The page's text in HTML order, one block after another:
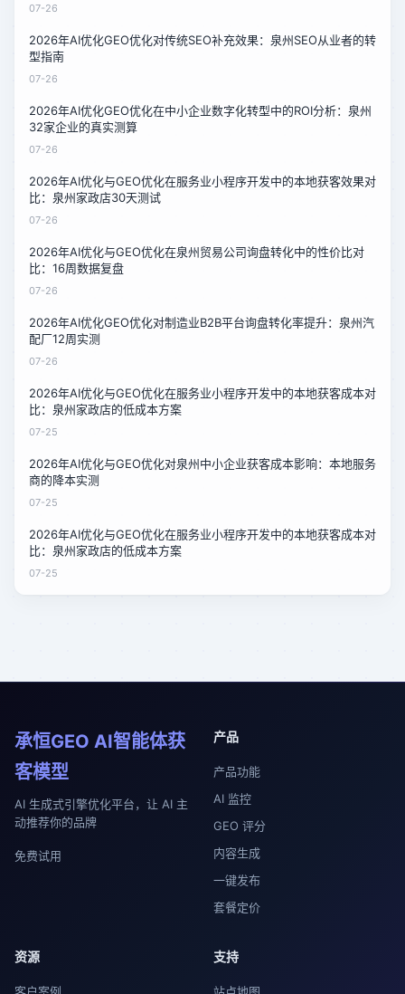
07-26
2026年AI优化GEO优化对传统SEO补充效果：泉州SEO从业者的转
型指南
07-26
2026年AI优化GEO优化在中小企业数字化转型中的ROI分析：泉州
32家企业的真实测算
07-26
2026年AI优化与GEO优化在服务业小程序开发中的本地获客效果对
比：泉州家政店30天测试
07-26
2026年AI优化与GEO优化在泉州贸易公司询盘转化中的性价比对
比：16周数据复盘
07-26
2026年AI优化GEO优化对制造业B2B平台询盘转化率提升：泉州汽
配厂12周实测
07-26
2026年AI优化与GEO优化在服务业小程序开发中的本地获客成本对
比：泉州家政店的低成本方案
07-25
2026年AI优化与GEO优化对泉州中小企业获客成本影响：本地服务
商的降本实测
07-25
2026年AI优化与GEO优化在服务业小程序开发中的本地获客成本对
比：泉州家政店的低成本方案
07-25
承恒GEO AI智能体获
客模型
AI 生成式引擎优化平台，让 AI 主
动推荐你的品牌
免费试用
产品
产品功能
AI 监控
GEO 评分
内容生成
一键发布
套餐定价
资源
客户案例
支持
站点地图